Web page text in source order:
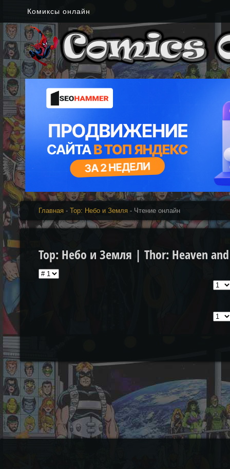
Комиксы онлайн
Главная -Тор: Небо и Земля - Чтение онлайн
Тор: Небо и Земля | Thor: Heaven